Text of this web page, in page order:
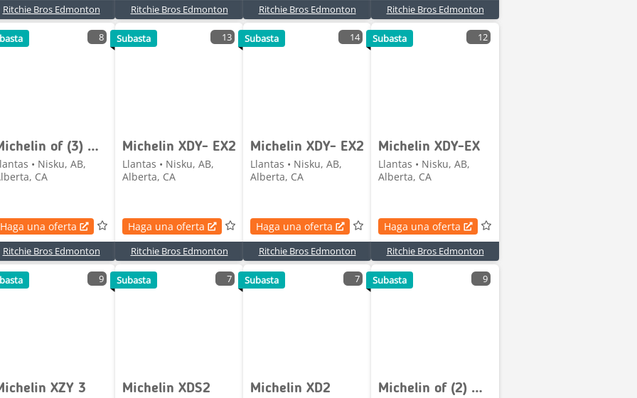
Ritchie Bros Edmonton Ritchie Bros Edmonton Ritchie Bros Edmonton Ritchie Bros Edmonton
8
Michelin of (3) Michelin 275/70R22.5 Tires (Unused)
• Nisku, AB,
CA
Haga una oferta
Ritchie Bros Edmonton
13
Michelin XDY- EX2
Llantas • Nisku, AB,
Alberta, CA
Haga una oferta
Ritchie Bros Edmonton
Subasta 14
Michelin XDY- EX2
Llantas • Nisku, AB,
Alberta, CA
Haga una oferta
Ritchie Bros Edmonton
Subasta 12
Michelin XDY-EX
Llantas • Nisku, AB,
Alberta, CA
Haga una oferta
Ritchie Bros Edmonton
Subasta
9
XZY 3
7
Michelin XDS2
Subasta 7
Michelin XD2
Subasta 9
Michelin of (2) Michelin XZE2 11R22.5 Tires
Subasta